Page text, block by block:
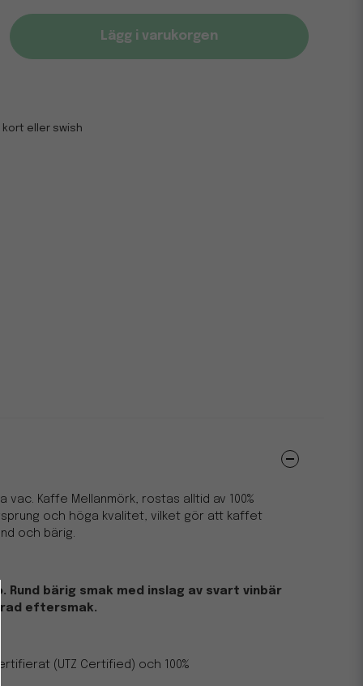
Lägg i varukorgen
kort eller swish
vac. Kaffe Mellanmörk, rostas alltid av 100%
och höga kvalitet, vilket gör att kaffet
och bärig.
Rund bärig smak med inslag av svart vinbär
eftersmak.
(UTZ Certified) och 100%